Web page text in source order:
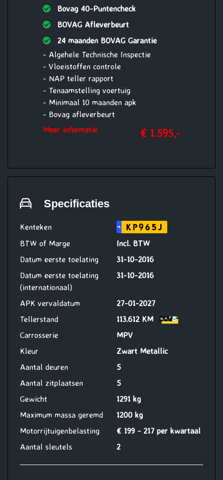
werkzaamheden uit te voeren bij
Vakgarage Verheul)
Bovag 40-Puntencheck
BOVAG Afleverbeurt
24 maanden BOVAG Garantie
- Algehele Technische Inspectie
- Vloeistoffen controle
- NAP teller rapport
- Tenaamstelling voertuig
- Minimaal 10 maanden apk
- Bovag afleverbeurt
- Aircoservice beurt
- 1 jaar Pechhulp Mobiliteit Service
- 24 maanden Bovag garantie op motor
(reparatie en onderhoud
werkzaamheden uit te voeren bij
Meer informatie € 1.595,-
Specificaties
Kenteken NL
KP965J
BTW of Marge
Incl. BTW
Datum eerste toelating
31-10-2016
Datum eerste toelating
(internationaal)
31-10-2016
APK vervaldatum
27-01-2027
Tellerstand
113.612 KM
Carrosserie
MPV
Kleur
Zwart Metallic
Aantal deuren
5
Aantal zitplaatsen
5
Gewicht
1291 kg
Maximum massa geremd
1200 kg
Motorrijtuigenbelasting
€ 199 - 217 per kwartaal
Aantal sleutels
2